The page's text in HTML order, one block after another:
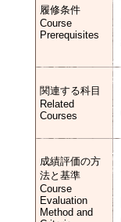
履修条件
Course
Prerequisites
関連する科目
Related
Courses
成績評価の方
法と基準
Course
Evaluation
Method and